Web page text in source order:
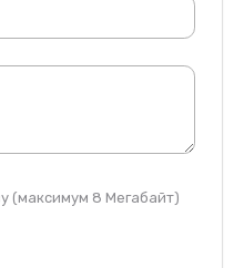
(максимум 8 Мегабайт)